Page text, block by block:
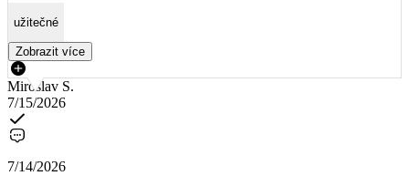
užitečné
Zobrazit více
Miroslav S.
7/15/2026
7/14/2026